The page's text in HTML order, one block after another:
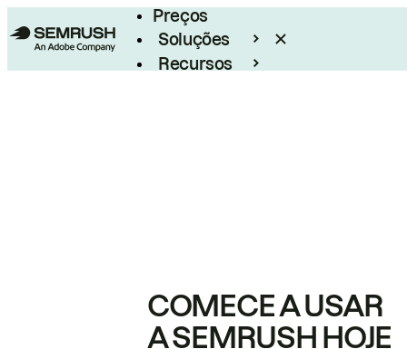
Preços
Soluções
Recursos
COMECE A USAR
A SEMRUSH HOJE